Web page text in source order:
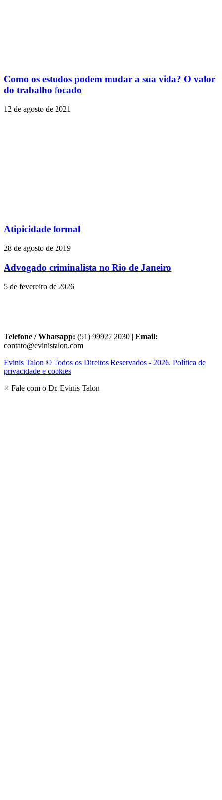
Como os estudos podem mudar a sua vida? O valor
do trabalho focado
12 de agosto de 2021
Atipicidade formal
28 de agosto de 2019
Advogado criminalista no Rio de Janeiro
5 de fevereiro de 2026
Telefone / Whatsapp: (51) 99927 2030 | Email:
contato@evinistalon.com
Evinis Talon © Todos os Direitos Reservados - 2026. Política de
privacidade e cookies
× Fale com o Dr. Evinis Talon